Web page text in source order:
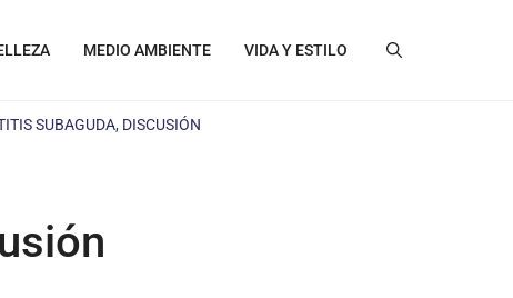
MEDIO AMBIENTE VIDA Y ESTILO
SUBAGUDA, DISCUSIÓN